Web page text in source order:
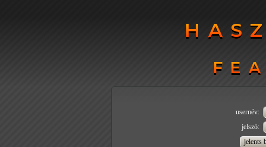
usernév:
jelszó: